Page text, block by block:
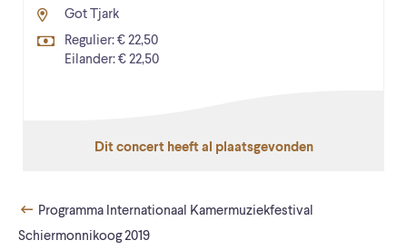
Got Tjark
Regulier: € 22,50
Eilander: € 22,50
Dit concert heeft al plaatsgevonden
Programma Internationaal Kamermuziekfestival
Schiermonnikoog 2019